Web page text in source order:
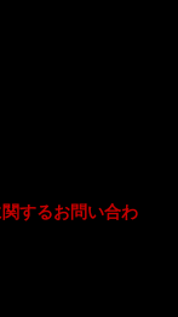
するお問い合わ